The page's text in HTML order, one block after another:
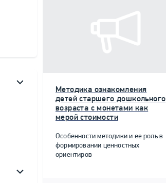
Методика ознакомления
детей старшего дошкольного
возраста с монетами как
мерой стоимости
Особенности методики и ее роль в
формировании ценностных
ориентиров